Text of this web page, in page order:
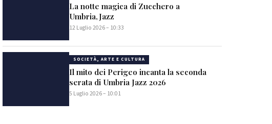
La notte magica di Zucchero a
Umbria,Jazz
12 Luglio 2026 – 10:33
SOCIETÀ, ARTE E CULTURA
Il mito dei Perigeo incanta la seconda
serata di Umbria Jazz 2026
5 Luglio 2026 – 10:01